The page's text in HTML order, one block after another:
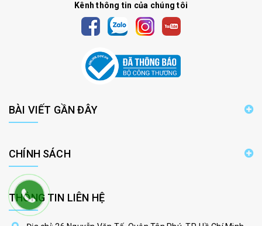
Kênh thông tin của chúng tôi
BÀI VIẾT GẦN ĐÂY
CHÍNH SÁCH
THÔNG TIN LIÊN HỆ